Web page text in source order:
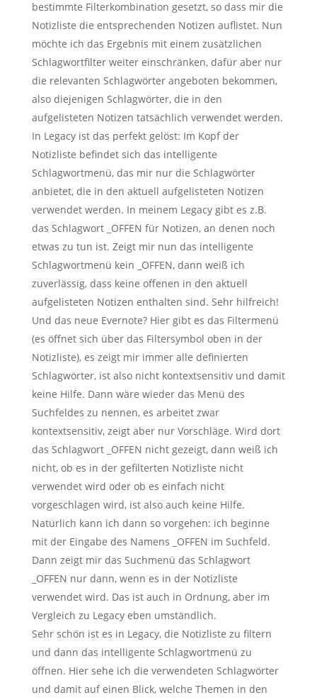
bestimmte Filterkombination gesetzt, so dass mir die
Notizliste die entsprechenden Notizen auflistet. Nun
möchte ich das Ergebnis mit einem zusätzlichen
Schlagwortfilter weiter einschränken, dafür aber nur
die relevanten Schlagwörter angeboten bekommen,
also diejenigen Schlagwörter, die in den
aufgelisteten Notizen tatsächlich verwendet werden.
In Legacy ist das perfekt gelöst: Im Kopf der
Notizliste befindet sich das intelligente
Schlagwortmenü, das mir nur die Schlagwörter
anbietet, die in den aktuell aufgelisteten Notizen
verwendet werden. In meinem Legacy gibt es z.B.
das Schlagwort _OFFEN für Notizen, an denen noch
etwas zu tun ist. Zeigt mir nun das intelligente
Schlagwortmenü kein _OFFEN, dann weiß ich
zuverlässig, dass keine offenen in den aktuell
aufgelisteten Notizen enthalten sind. Sehr hilfreich!
Und das neue Evernote? Hier gibt es das Filtermenü
(es öffnet sich über das Filtersymbol oben in der
Notizliste), es zeigt mir immer alle definierten
Schlagwörter, ist also nicht kontextsensitiv und damit
keine Hilfe. Dann wäre wieder das Menü des
Suchfeldes zu nennen, es arbeitet zwar
kontextsensitiv, zeigt aber nur Vorschläge. Wird dort
das Schlagwort _OFFEN nicht gezeigt, dann weiß ich
nicht, ob es in der gefilterten Notizliste nicht
verwendet wird oder ob es einfach nicht
vorgeschlagen wird, ist also auch keine Hilfe.
Natürlich kann ich dann so vorgehen: ich beginne
mit der Eingabe des Namens _OFFEN im Suchfeld.
Dann zeigt mir das Suchmenü das Schlagwort
_OFFEN nur dann, wenn es in der Notizliste
verwendet wird. Das ist auch in Ordnung, aber im
Vergleich zu Legacy eben umständlich.
Sehr schön ist es in Legacy, die Notizliste zu filtern
und dann das intelligente Schlagwortmenü zu
öffnen. Hier sehe ich die verwendeten Schlagwörter
und damit auf einen Blick, welche Themen in den